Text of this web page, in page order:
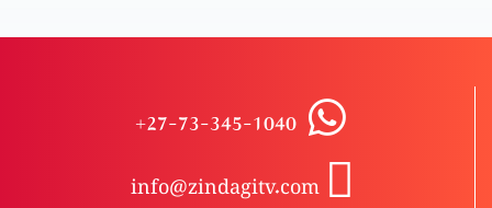
کیا آپ پریشان ہیں؟
مجھ گنہگار پر رحم فرما+27-73-345-1040
info@zindagitv.com